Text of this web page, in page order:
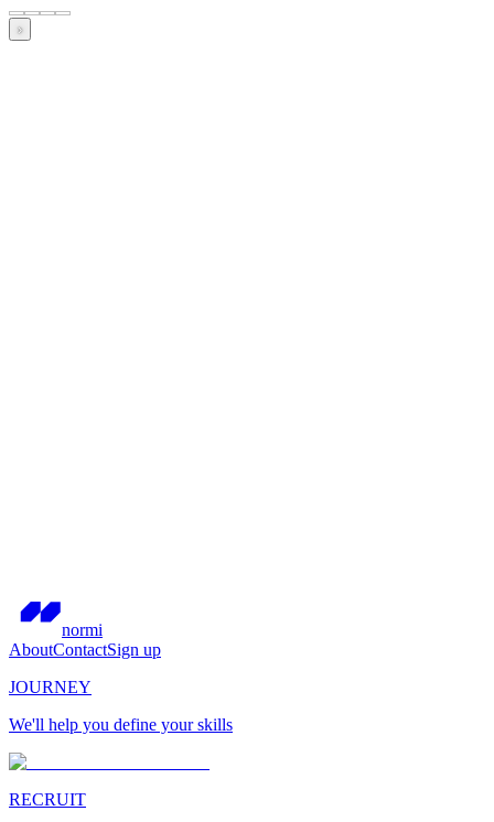
›
normi
AboutContactSign up
JOURNEY
We'll help you define your skills
RECRUIT